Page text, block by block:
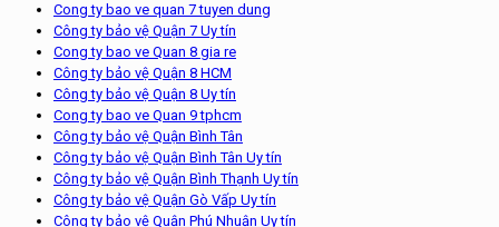
Cong ty bao ve quan 7 tuyen dung
Công ty bảo vệ Quận 7 Uy tín
Cong ty bao ve Quan 8 gia re
Công ty bảo vệ Quận 8 HCM
Công ty bảo vệ Quận 8 Uy tín
Cong ty bao ve Quan 9 tphcm
Công ty bảo vệ Quận Bình Tân
Công ty bảo vệ Quận Bình Tân Uy tín
Công ty bảo vệ Quận Bình Thạnh Uy tín
Công ty bảo vệ Quận Gò Vấp Uy tín
Công ty bảo vệ Quận Phú Nhuận Uy tín